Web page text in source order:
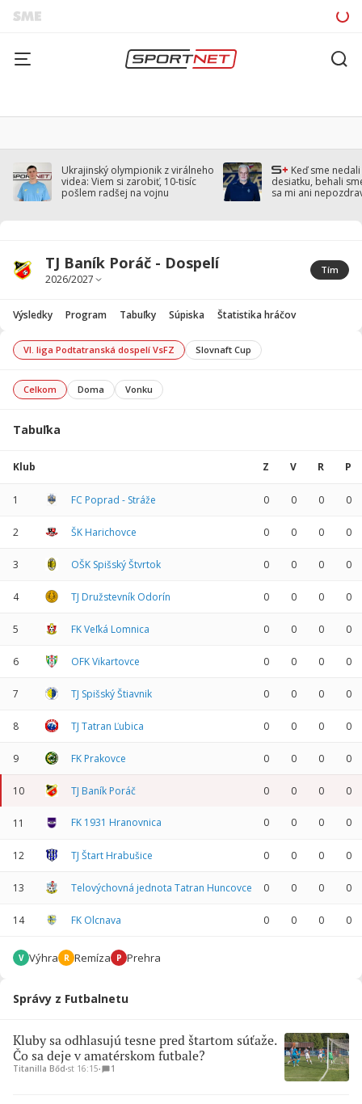
Ukrajinský olympionik z virálneho
videa: Viem si zarobiť, 10-tisíc
pošlem radšej na vojnu
Keď sme
desiatku, behali
sa mi ani
TJ Baník Poráč - Dospelí Tím
Výsledky Program Tabuľky Súpiska Štatistika hráčov
VI. liga Podtatranská dospelí VsFZ Slovnaft Cup
Celkom Doma Vonku
Tabuľka
Klub Z V R P
1 FC Poprad - Stráže 0 0 0 0
2 ŠK Harichovce 0 0 0 0
3 OŠK Spišský Štvrtok 0 0 0 0
4 TJ Družstevník Odorín 0 0 0 0
5 FK Veľká Lomnica 0 0 0 0
6 OFK Vikartovce 0 0 0 0
7 TJ Spišský Štiavnik 0 0 0 0
8 TJ Tatran Ľubica 0 0 0 0
9 FK Prakovce 0 0 0 0
10 TJ Baník Poráč 0 0 0 0
11 FK 1931 Hranovnica 0 0 0 0
12 TJ Štart Hrabušice 0 0 0 0
13 Telovýchovná jednota Tatran Huncovce 0 0 0 0
14 FK Olcnava 0 0 0 0
V Výhra R Remíza P Prehra
Správy z Futbalnetu
Kluby sa odhlasujú tesne pred štartom súťaže.
Čo sa deje v amatérskom futbale?
Titanilla Bőd∙st 16:15∙ 1